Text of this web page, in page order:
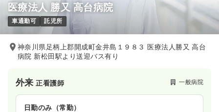
医療法人 勝又 高台病院
車通勤可 託児所
神奈川県足柄上郡開成町金井島１９８３ 医療法人勝又 高台
病院 新松田駅より送迎バス有り
外来正看護師 一般病院
日勤のみ（常勤）